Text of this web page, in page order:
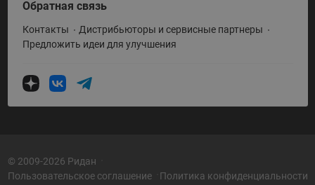
Приводная техника
Промышленная автоматика
Теплообменное оборудование
Насосное оборудование
Полезные программы и инструменты
Условия поставки
Обратная связь
Контакты
Дистрибьюторы и сервисные партнеры
Предложить идеи для улучшения
© 2009-2026 Ридан
Пользовательское соглашение
Политика конфиденциальности